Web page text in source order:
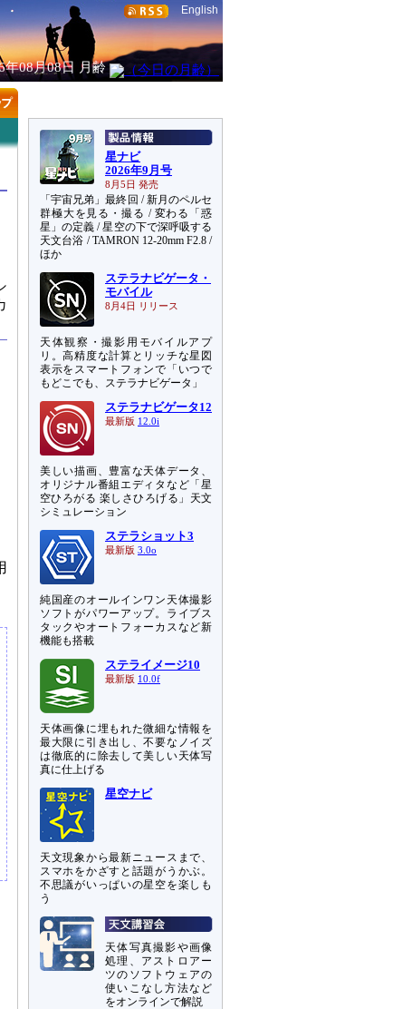
English
年08月08日 月齢
星ナビ
2026年9月号
8月5日 発売
「宇宙兄弟」最終回 / 新月のペルセ
群極大を見る・撮る / 変わる「惑
星」の定義 / 星空の下で深呼吸する
天文台浴 / TAMRON 12-20mm F2.8 /
ほか
ステラナビゲータ・
モバイル
8月4日 リリース
天体観察・撮影用モバイルアプ
リ。高精度な計算とリッチな星図
表示をスマートフォンで「いつで
もどこでも、ステラナビゲータ」
ステラナビゲータ12
最新版 12.0i
美しい描画、豊富な天体データ、
オリジナル番組エディタなど「星
空ひろがる 楽しさひろげる」天文
シミュレーション
ステラショット3
最新版 3.0o
純国産のオールインワン天体撮影
ソフトがパワーアップ。ライブス
タックやオートフォーカスなど新
機能も搭載
ステライメージ10
最新版 10.0f
天体画像に埋もれた微細な情報を
最大限に引き出し、不要なノイズ
は徹底的に除去して美しい天体写
真に仕上げる
星空ナビ
天文現象から最新ニュースまで、
スマホをかざすと話題がうかぶ。
不思議がいっぱいの星空を楽しも
う
天体写真撮影や画像
処理、アストロアー
ツのソフトウェアの
使いこなし方法など
をオンラインで解説